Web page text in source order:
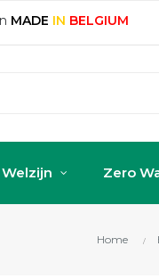
MADE IN BELGIUM
Welzijn Zero
Home